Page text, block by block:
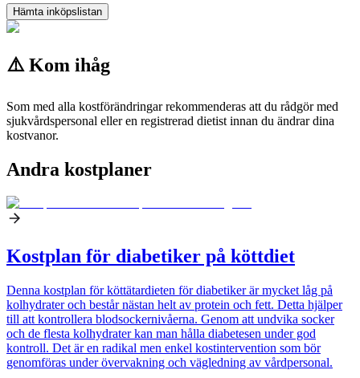
Hämta inköpslistan
⚠️ Kom ihåg
Som med alla kostförändringar rekommenderas att du rådgör med
sjukvårdspersonal eller en registrerad dietist innan du ändrar dina
kostvanor.
Andra kostplaner
Kostplan för diabetiker på köttdiet
Denna kostplan för köttätardieten för diabetiker är mycket låg på
kolhydrater och består nästan helt av protein och fett. Detta hjälper
till att kontrollera blodsockernivåerna. Genom att undvika socker
och de flesta kolhydrater kan man hålla diabetesen under god
kontroll. Det är en radikal men enkel kostintervention som bör
genomföras under övervakning och vägledning av vårdpersonal.